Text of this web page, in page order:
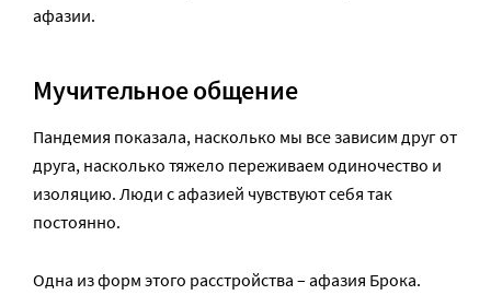
афазии.
Мучительное общение
Пандемия показала, насколько мы все зависим друг от
друга, насколько тяжело переживаем одиночество и
изоляцию. Люди с афазией чувствуют себя так
постоянно.
Одна из форм этого расстройства – афазия Брока.